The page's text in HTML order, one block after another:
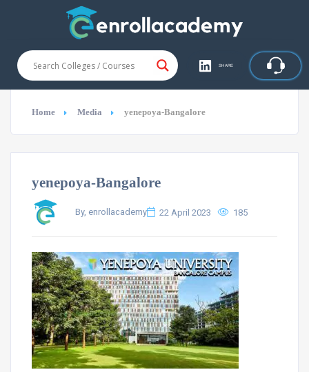
SHARE
Home Media yenepoya-Bangalore
yenepoya-Bangalore
By, enrollacademy 22 April 2023 185